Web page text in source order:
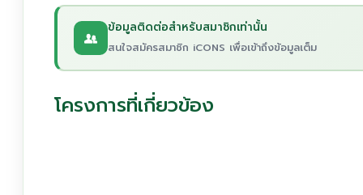
ข้อมูลติดต่อสำหรับสมาชิกเท่านั้น
สนใจสมัครสมาชิก iCONS เพื่อเข้าถึงข้อมูลเต็ม
โครงการที่เกี่ยวข้อง